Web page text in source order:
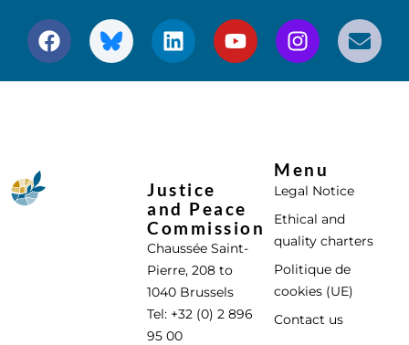
Justice
and Peace
Commission
Chaussée Saint-
Pierre, 208 to
1040 Brussels
Tel: +32 (0) 2 896
95 00
Menu
Legal Notice
Ethical and
quality charters
Politique de
cookies (UE)
Contact us